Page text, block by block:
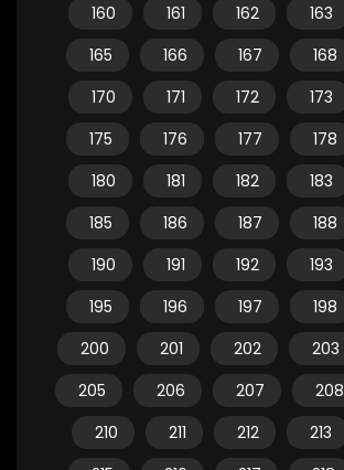
160
161 162 163
165
166 167 168
170
171 172 173
175
176 177 178
180
181 182 183
185
186 187 188
190
191 192 193
195
196 197 198
200
201 202 203
205
206 207 208
210
211 212 213